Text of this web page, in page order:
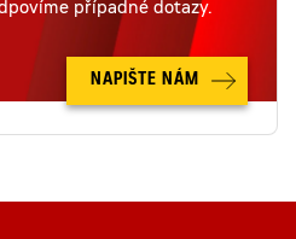
případné dotazy.
NAPIŠTE NÁM